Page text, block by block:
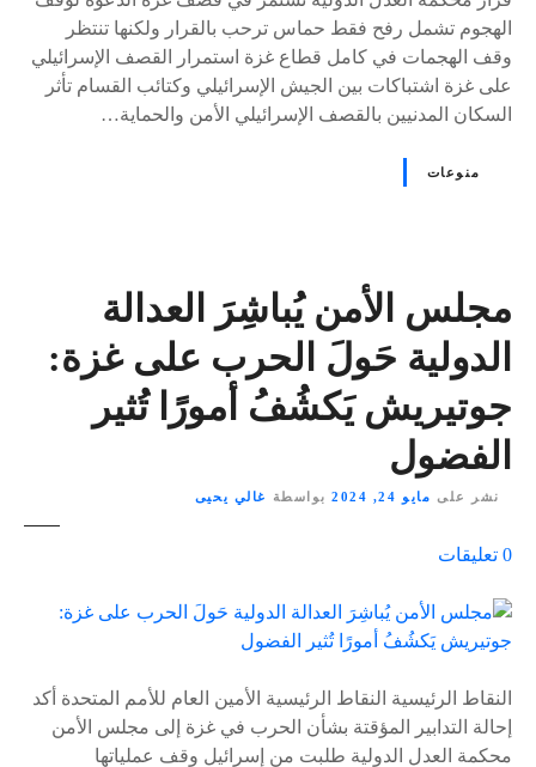
الهجوم تشمل رفح فقط حماس ترحب بالقرار ولكنها تنتظر
وقف الهجمات في كامل قطاع غزة استمرار القصف الإسرائيلي
على غزة اشتباكات بين الجيش الإسرائيلي وكتائب القسام تأثر
السكان المدنيين بالقصف الإسرائيلي الأمن والحماية…
منوعات
مجلس الأمن يُباشِرَ العدالة
الدولية حَولَ الحرب على غزة:
جوتيريش يَكشُفُ أمورًا تُثير
الفضول
نشر على مايو 24, 2024 بواسطة غالي يحيى
0 تعليقات
ى
٪
النقاط الرئيسية النقاط الرئيسية الأمين العام للأمم المتحدة أكد
إحالة التدابير المؤقتة بشأن الحرب في غزة إلى مجلس الأمن
محكمة العدل الدولية طلبت من إسرائيل وقف عملياتها